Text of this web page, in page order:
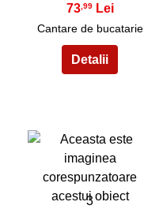
73,99
Cantare de bucatarie
3